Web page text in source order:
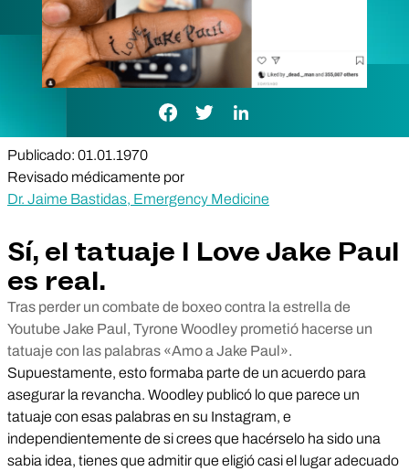
Enlace de Facebook
Enlace de Twitter
Enlace de LinkedIn
Publicado: 01.01.1970
Revisado médicamente por
Dr. Jaime Bastidas, Emergency Medicine
Sí, el tatuaje I Love Jake Paul
es real.
Tras perder un combate de boxeo contra la estrella de
Youtube Jake Paul, Tyrone Woodley prometió hacerse un
tatuaje con las palabras «Amo a Jake Paul».
Supuestamente, esto formaba parte de un acuerdo para
asegurar la revancha. Woodley publicó lo que parece un
tatuaje con esas palabras en su Instagram, e
independientemente de si crees que hacérselo ha sido una
sabia idea, tienes que admitir que eligió casi el lugar adecuado